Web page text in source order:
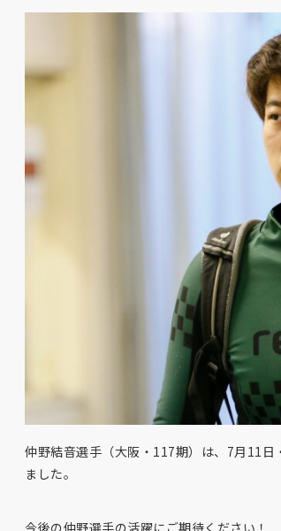
仲野結音選手（大阪・117期）は、7月11
ました。